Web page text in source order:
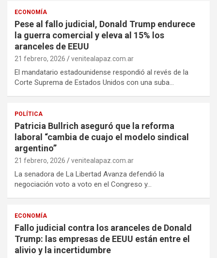
ECONOMÍA
Pese al fallo judicial, Donald Trump endurece
la guerra comercial y eleva al 15% los
aranceles de EEUU
21 febrero, 2026 venitealapaz.com.ar
El mandatario estadounidense respondió al revés de la
Corte Suprema de Estados Unidos con una suba…
POLÍTICA
Patricia Bullrich aseguró que la reforma
laboral “cambia de cuajo el modelo sindical
argentino”
21 febrero, 2026 venitealapaz.com.ar
La senadora de La Libertad Avanza defendió la
negociación voto a voto en el Congreso y…
ECONOMÍA
Fallo judicial contra los aranceles de Donald
Trump: las empresas de EEUU están entre el
alivio y la incertidumbre